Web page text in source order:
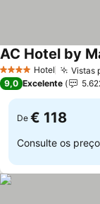
4 EstrelasHotel Vistas
AC Hotel by
9,0 Excelente
De € 118
Consulte os